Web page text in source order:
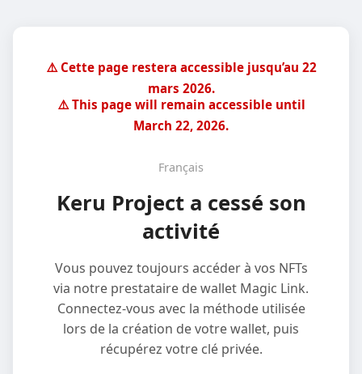
⚠️ Cette page restera accessible jusqu’au 22
mars 2026.
⚠️ This page will remain accessible until
March 22, 2026.
Français
Keru Project a cessé son
activité
Vous pouvez toujours accéder à vos NFTs
via notre prestataire de wallet Magic Link.
Connectez-vous avec la méthode utilisée
lors de la création de votre wallet, puis
récupérez votre clé privée.